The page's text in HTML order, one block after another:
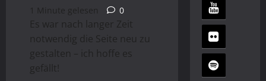
1 Minute gelesen
0
Es war nach langer Zeit
notwendig die Seite neu zu
gestalten – ich hoffe es
gefällt!